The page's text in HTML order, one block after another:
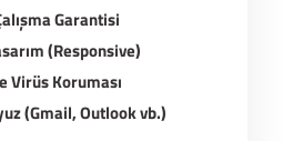
Garantisi
(Responsive)
Virüs Koruması
(Gmail, Outlook vb.)